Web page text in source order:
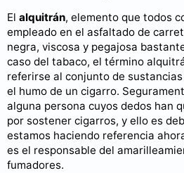
El alquitrán, elemento que todos
empleado en el asfaltado de
negra, viscosa y pegajosa
caso del tabaco, el término
referirse al conjunto de
el humo de un cigarro.
alguna persona cuyos dedos han
por sostener cigarros, y ello es
estamos haciendo referencia
es el responsable del
fumadores.